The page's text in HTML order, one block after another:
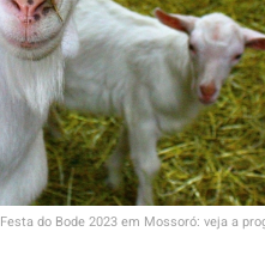
Festa do Bode 2023 em Mossoró: veja a